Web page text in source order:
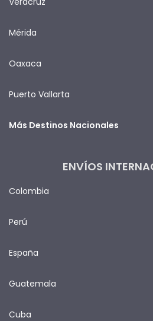
Mérida
Oaxaca
Puerto Vallarta
Más Destinos Nacionales
ENVÍOS
Colombia
Perú
España
Guatemala
Cuba